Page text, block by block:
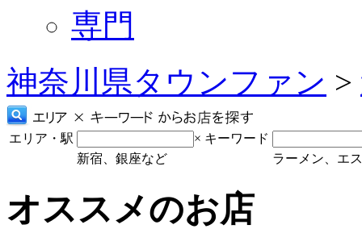
専門
神奈川県タウンファン >
エリア・駅 × キーワード
新宿、銀座など
ラーメン、エ
オススメのお店